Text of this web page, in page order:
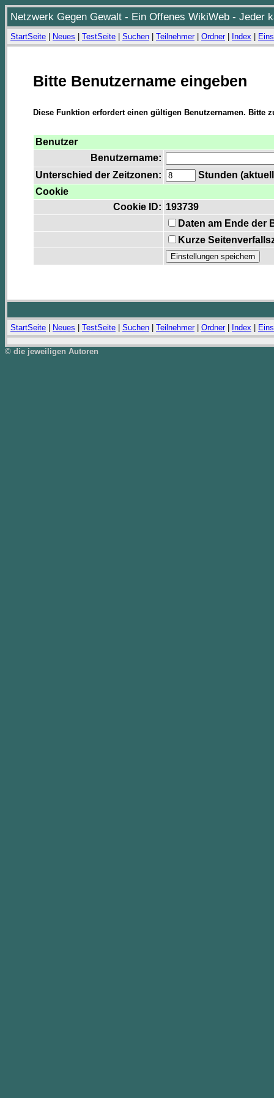
Netzwerk Gegen Gewalt - Ein Offenes WikiWeb - Jeder
StartSeite Neues TestSeite Suchen Teilnehmer| Ordner| Index
Bitte Benutzername eingeben
Diese Funktion erfordert einen gültigen Benutzernamen. Bitte
Benutzer
Benutzername:
Unterschied der Zeitzonen:
Stunden
Cookie
Cookie ID: 193739
Daten am Ende der
Kurze
StartSeite Neues TestSeite Suchen Teilnehmer| Ordner| Index
© die jeweiligen Autoren